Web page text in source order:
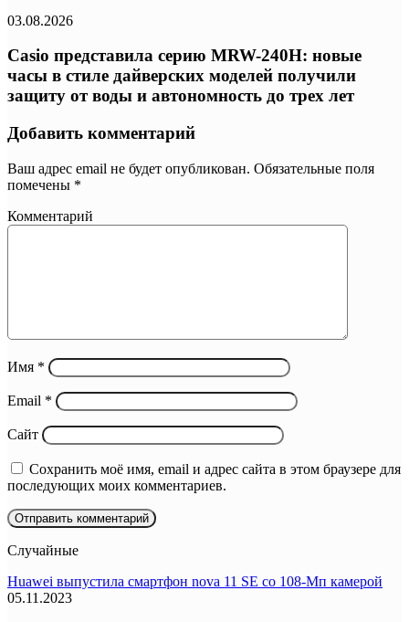
03.08.2026
Casio представила серию MRW-240H: новые
часы в стиле дайверских моделей получили
защиту от воды и автономность до трех лет
Добавить комментарий
Ваш адрес email не будет опубликован. Обязательные поля
помечены *
Комментарий
Имя *
Email *
Сайт
Сохранить моё имя, email и адрес сайта в этом браузере для
последующих моих комментариев.
Случайные
Huawei выпустила смартфон nova 11 SE со 108-Мп камерой
05.11.2023